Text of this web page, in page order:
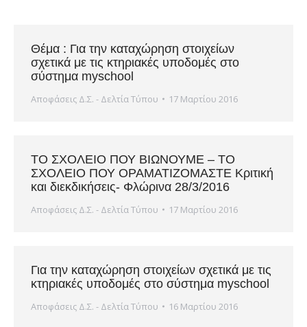
Θέμα : Για την καταχώρηση στοιχείων
σχετικά με τις κτηριακές υποδομές στο
σύστημα myschool
Αποφάσεις Δ.Σ. - Δελτία Τύπου 17 Μαρτίου 2016
ΤΟ ΣΧΟΛΕΙΟ ΠΟΥ ΒΙΩΝΟΥΜΕ – ΤΟ
ΣΧΟΛΕΙΟ ΠΟΥ ΟΡΑΜΑΤΙΖΟΜΑΣΤΕ Κριτική
και διεκδικήσεις- Φλώρινα 28/3/2016
Αποφάσεις Δ.Σ. - Δελτία Τύπου 17 Μαρτίου 2016
Για την καταχώρηση στοιχείων σχετικά με τις
κτηριακές υποδομές στο σύστημα myschool
Αποφάσεις Δ.Σ. - Δελτία Τύπου 16 Μαρτίου 2016